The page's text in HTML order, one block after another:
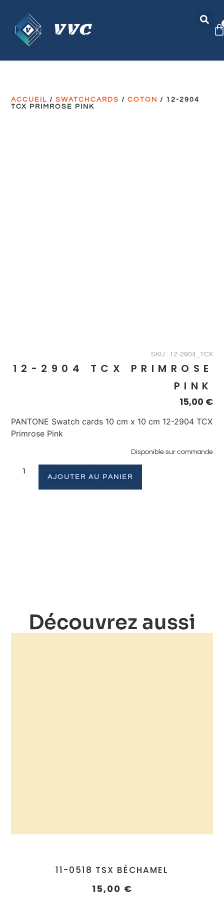
ACCUEIL /SWATCHCARDS /COTON / 12-2904
TCX PRIMROSE PINK
SKU : 12-2904_TCX
12-2904 TCX PRIMROSE
PINK
15,00 €
PANTONE Swatch cards 10 cm x 10 cm 12-2904 TCX
Primrose Pink
Disponible sur commande
AJOUTER AU PANIER
Découvrez aussi
11-0518 TSX BÉCHAMEL
15,00 €